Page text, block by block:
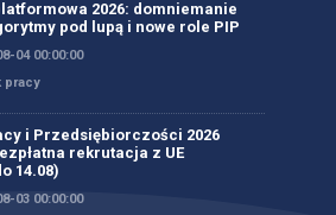
2026: domniemanie
pod lupą i nowe role PIP
04 00:00:00
pracy
i Przedsiębiorczości 2026
rekrutacja z UE
14.08)
03 00:00:00